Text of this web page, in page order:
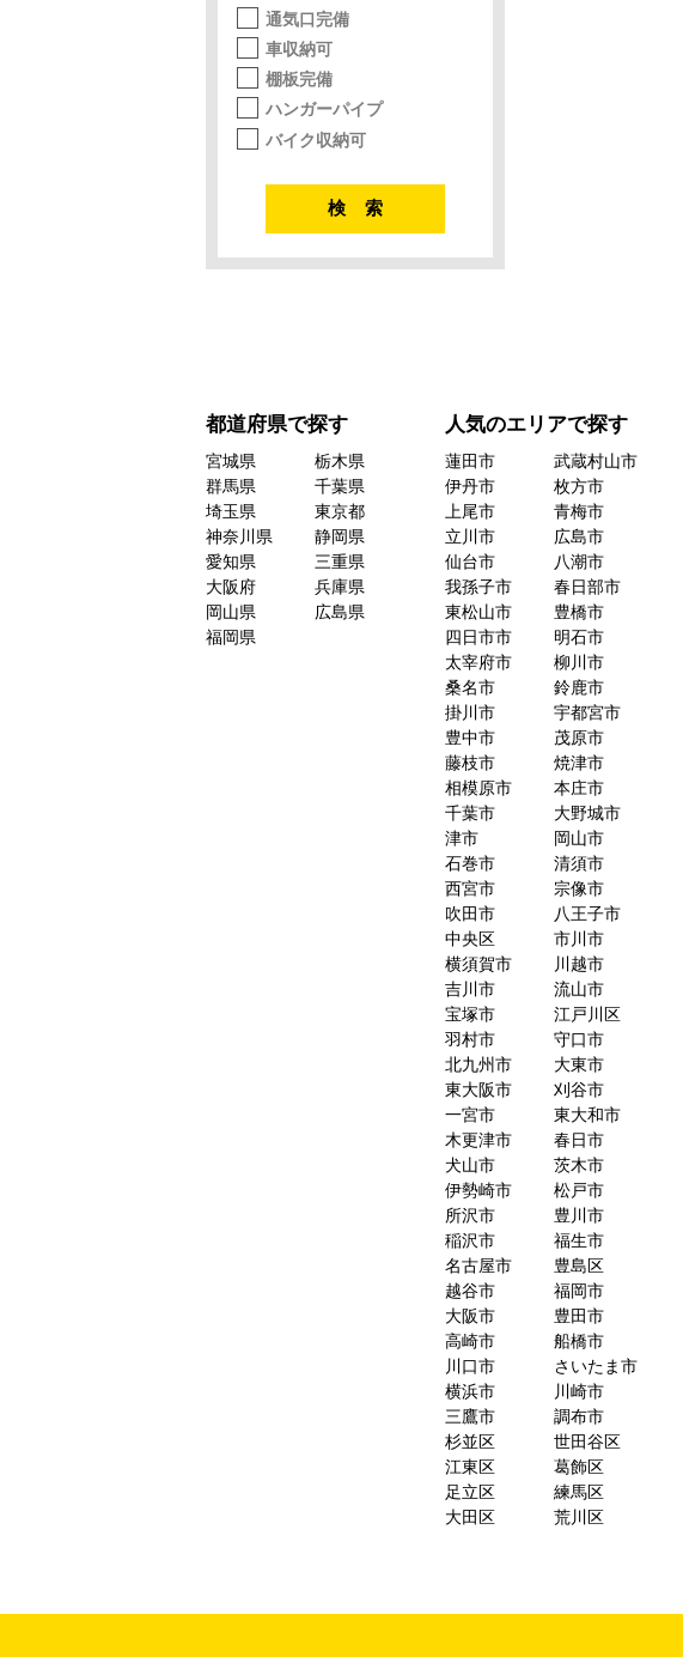
通気口完備
車収納可
棚板完備
ハンガーパイプ
バイク収納可
都道府県で探す
宮城県
栃木県
群馬県
千葉県
埼玉県
東京都
神奈川県
静岡県
愛知県
三重県
大阪府
兵庫県
岡山県
広島県
福岡県
人気のエリアで探す
蓮田市
武蔵村山市
伊丹市
枚方市
上尾市
青梅市
立川市
広島市
仙台市
八潮市
我孫子市
春日部市
東松山市
豊橋市
四日市市
明石市
太宰府市
柳川市
桑名市
鈴鹿市
掛川市
宇都宮市
豊中市
茂原市
藤枝市
焼津市
相模原市
本庄市
千葉市
大野城市
津市
岡山市
石巻市
清須市
西宮市
宗像市
吹田市
八王子市
中央区
市川市
横須賀市
川越市
吉川市
流山市
宝塚市
江戸川区
羽村市
守口市
北九州市
大東市
東大阪市
刈谷市
一宮市
東大和市
木更津市
春日市
犬山市
茨木市
伊勢崎市
松戸市
所沢市
豊川市
稲沢市
福生市
名古屋市
豊島区
越谷市
福岡市
大阪市
豊田市
高崎市
船橋市
川口市
さいたま市
横浜市
川崎市
三鷹市
調布市
杉並区
世田谷区
江東区
葛飾区
足立区
練馬区
大田区
荒川区